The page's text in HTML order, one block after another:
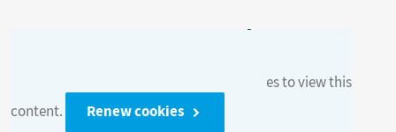
Waste-to-product
Please accept the marketing cookies to view this
content.
Renew cookies